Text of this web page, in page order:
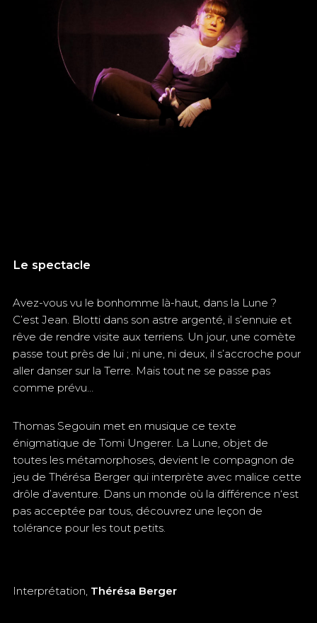
Le spectacle
Avez-vous vu le bonhomme là-haut, dans la Lune ?
C’est Jean. Blotti dans son astre argenté, il s’ennuie et
rêve de rendre visite aux terriens. Un jour, une comète
passe tout près de lui ; ni une, ni deux, il s’accroche pour
aller danser sur la Terre. Mais tout ne se passe pas
comme prévu…
Thomas Segouin met en musique ce texte
énigmatique de Tomi Ungerer. La Lune, objet de
toutes les métamorphoses, devient le compagnon de
jeu de Thérésa Berger qui interprète avec malice cette
drôle d’aventure. Dans un monde où la différence n‘est
pas acceptée par tous, découvrez une leçon de
tolérance pour les tout petits.
Interprétation, Thérésa Berger